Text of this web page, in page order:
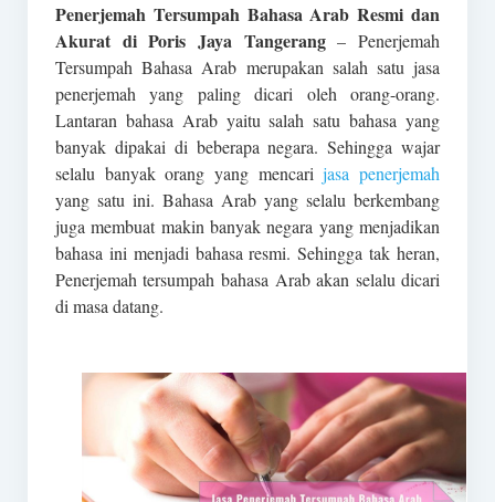
Penerjemah Tersumpah Bahasa Arab Resmi dan
Akurat di Poris Jaya Tangerang– Penerjemah
Tersumpah Bahasa Arab merupakan salah satu jasa
penerjemah yang paling dicari oleh orang-orang.
Lantaran bahasa Arab yaitu salah satu bahasa yang
banyak dipakai di beberapa negara. Sehingga wajar
selalu banyak orang yang mencarijasa penerjemah
yang satu ini. Bahasa Arab yang selalu berkembang
juga membuat makin banyak negara yang menjadikan
bahasa ini menjadi bahasa resmi. Sehingga tak heran,
Penerjemah tersumpah bahasa Arab akan selalu dicari
di masa datang.